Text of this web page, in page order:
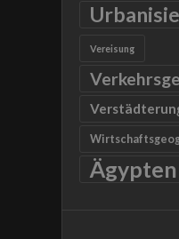
Vereisung
Ägypten